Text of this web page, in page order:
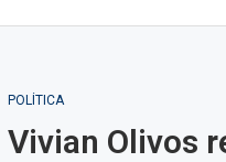
POLÍTICA
Vivian Olivos